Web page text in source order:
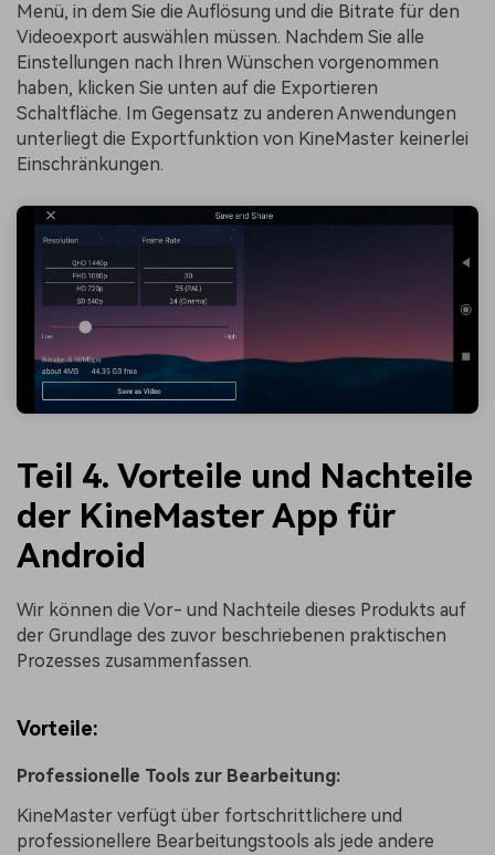
Menü, in dem Sie die Auflösung und die Bitrate für den
Videoexport auswählen müssen. Nachdem Sie alle
Einstellungen nach Ihren Wünschen vorgenommen
haben, klicken Sie unten auf die Exportieren
Schaltfläche. Im Gegensatz zu anderen Anwendungen
unterliegt die Exportfunktion von KineMaster keinerlei
Einschränkungen.
Teil 4. Vorteile und Nachteile
der KineMaster App für
Android
Wir können die Vor- und Nachteile dieses Produkts auf
der Grundlage des zuvor beschriebenen praktischen
Prozesses zusammenfassen.
Vorteile:
Professionelle Tools zur Bearbeitung:
KineMaster verfügt über fortschrittlichere und
professionellere Bearbeitungstools als jede andere